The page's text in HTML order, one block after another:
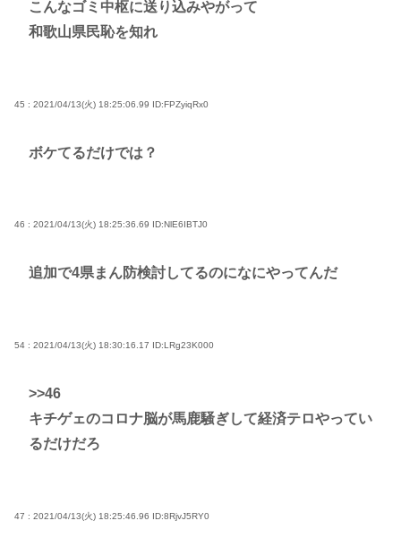
こんなゴミ中枢に送り込みやがって
和歌山県民恥を知れ
45 : 2021/04/13(火) 18:25:06.99 ID:FPZyiqRx0
ボケてるだけでは？
46 : 2021/04/13(火) 18:25:36.69 ID:NlE6IBTJ0
追加で4県まん防検討してるのになにやってんだ
54 : 2021/04/13(火) 18:30:16.17 ID:LRg23K000
>>46
キチゲェのコロナ脳が馬鹿騒ぎして経済テロやってい
るだけだろ
47 : 2021/04/13(火) 18:25:46.96 ID:8RjvJ5RY0